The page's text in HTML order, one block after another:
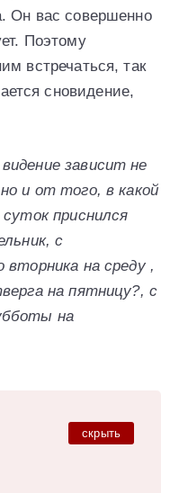
Он вас совершенно
Поэтому
встречаться, так
сновидение,
зависит не
и от того, в какой
приснился
с
вторника на среду ,
на пятницу?, с
на
скрыть